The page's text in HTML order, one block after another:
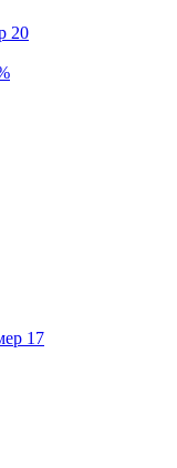
20
17